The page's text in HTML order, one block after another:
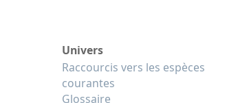
Univers
Raccourcis vers les espèces
courantes
Glossaire